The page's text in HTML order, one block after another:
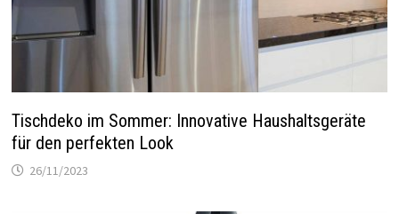
Tischdeko im Sommer: Innovative Haushaltsgeräte
für den perfekten Look
26/11/2023